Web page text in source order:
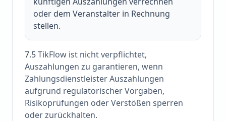
oder dem Veranstalter in Rechnung
stellen.
7.5TikFlow ist nicht verpflichtet,
Auszahlungen zu garantieren, wenn
Zahlungsdienstleister Auszahlungen
aufgrund regulatorischer Vorgaben,
Risikoprüfungen oder Verstößen sperren
oder zurückhalten.